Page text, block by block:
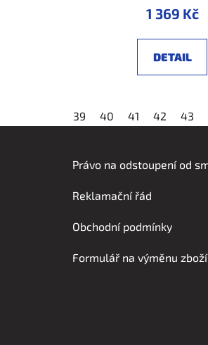
1 369 Kč
DETAIL
39 40 41 42 43
Právo na odstoupení od
Reklamační řád
Obchodní podmínky
Formulář na výměnu zboží